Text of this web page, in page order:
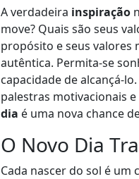
A verdadeira inspiração
move? Quais são seus
propósito e seus valores
autêntica. Permita-se
capacidade de alcançá-
palestras motivacionais
dia é uma nova chance
O Novo Dia
Cada nascer do sol é um